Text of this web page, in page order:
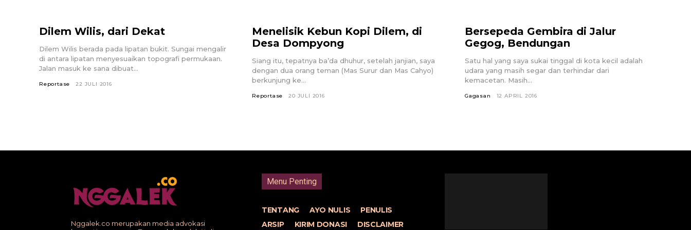
Dilem Wilis, dari Dekat
Dilem Wilis berada pada lipatan bukit. Sungai mengalir
di antara lipatan menyesuaikan topografi permukaan.
Jalan masuk ke sana dibuat...
Reportase 22 JULI 2016
Menelisik Kebun Kopi Dilem, di
Desa Dompyong
Siang itu, tepatnya ba’da dhuhur, setelah janjian, saya
dengan dua orang teman (Mas Surur dan Mas Cahyo)
berkunjung ke...
Reportase 20 JULI 2016
Bersepeda Gembira di Jalur
Gegog, Bendungan
Satu hal yang saya sukai tinggal di kota kecil adalah
udara yang masih segar dan terhindar dari
kemacetan. Masih...
Gagasan 12 APRIL 2016
Nggalek.co merupakan media advokasi
Menu Penting
TENTANG AYO NULIS
PENULIS
ARSIP
KIRIM DONASI DISCLAIMER